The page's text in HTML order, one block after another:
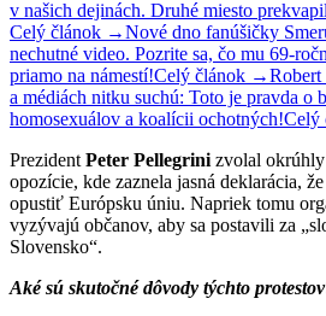
v našich dejinách. Druhé miesto
Celý článok →Nové dno fanúšičky
nechutné video. Pozrite sa, čo mu 69-
priamo na námestí!Celý článok →Robert
a médiách nitku suchú: Toto je pravda o
homosexuálov a koalícii ochotných!Celý
PrezidentPeter Pellegrinizvolal okrúhly
opozície, kde zaznela jasná deklarácia,
opustiť Európsku úniu. Napriek tomu
vyzývajú občanov, aby sa postavili za
Slovensko“.
Aké sú skutočné dôvody týchto